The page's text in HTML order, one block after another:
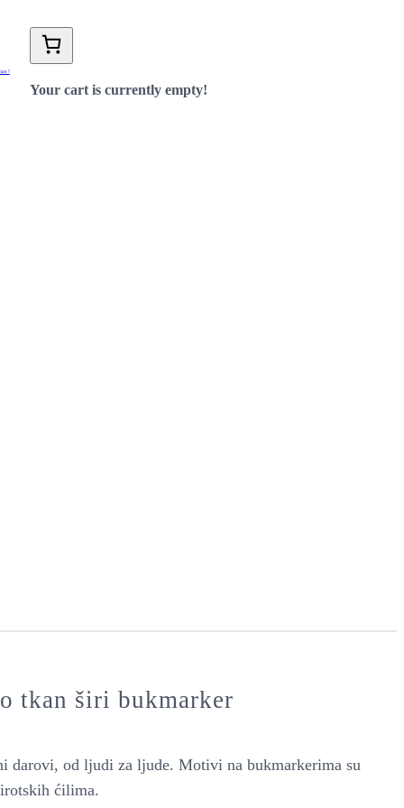
!
Your cart is currently empty!
tkan širi bukmarker
darovi, od ljudi za ljude. Motivi na bukmarkerima su
ćilima.